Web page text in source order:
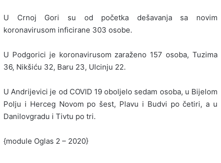
U Crnoj Gori su od početka dešavanja sa novim
koronavirusom inficirane 303 osobe.
U Podgorici je koronavirusom zaraženo 157 osoba, Tuzima
36, Nikšiću 32, Baru 23, Ulcinju 22.
U Andrijevici je od COVID 19 oboljelo sedam osoba, u Bijelom
Polju i Herceg Novom po šest, Plavu i Budvi po četiri, a u
Danilovgradu i Tivtu po tri.
{module Oglas 2 – 2020}